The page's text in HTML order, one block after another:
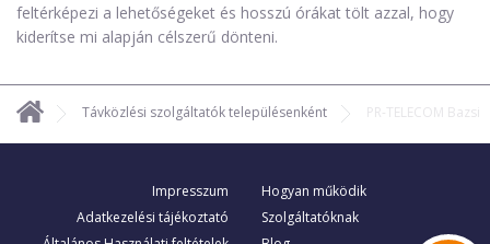
feltérképezi a lehetőségeket és hosszú órákat tölt azzal, hogy
kiderítse mi alapján célszerű dönteni.
Távközlési szolgáltatók településenként PR-TELECOM Bazsi
Impresszum
Adatkezelési tájékoztató
Hogyan működik
Szolgáltatóknak